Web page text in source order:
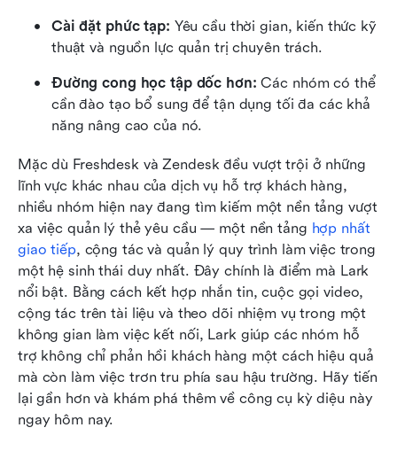
Cài đặt phức tạp: Yêu cầu thời gian, kiến thức kỹ
thuật và nguồn lực quản trị chuyên trách.
Đường cong học tập dốc hơn: Các nhóm có thể
cần đào tạo bổ sung để tận dụng tối đa các khả
năng nâng cao của nó.
Mặc dù Freshdesk và Zendesk đều vượt trội ở những
lĩnh vực khác nhau của dịch vụ hỗ trợ khách hàng,
nhiều nhóm hiện nay đang tìm kiếm một nền tảng vượt
xa việc quản lý thẻ yêu cầu — một nền tảng hợp nhất
giao tiếp, cộng tác và quản lý quy trình làm việc trong
một hệ sinh thái duy nhất. Đây chính là điểm mà Lark
nổi bật. Bằng cách kết hợp nhắn tin, cuộc gọi video,
cộng tác trên tài liệu và theo dõi nhiệm vụ trong một
không gian làm việc kết nối, Lark giúp các nhóm hỗ
trợ không chỉ phản hồi khách hàng một cách hiệu quả
mà còn làm việc trơn tru phía sau hậu trường. Hãy tiến
lại gần hơn và khám phá thêm về công cụ kỳ diệu này
ngay hôm nay.